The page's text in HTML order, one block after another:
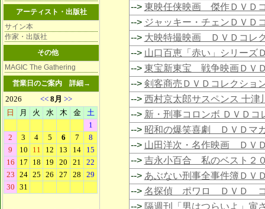
アーティスト・出版社
サイン本
作家・出版社
その他
MAGIC The Gathering
営業日のご案内 詳細→
--> 東映任侠映画 傑作ＤＶＤ
--> ジャッキー・チェンＤＶＤ
--> 大映特撮映画 ＤＶＤコレ
--> 山口百恵「赤い」シリーズ
--> 東宝新東宝 戦争映画ＤＶ
--> 剣客商売ＤＶＤコレクショ
--> 西村京太郎サスペンス 十津
--> 新・刑事コロンボ ＤＶＤコ
--> 昭和の爆笑喜劇 ＤＶＤマ
--> 山田洋次・名作映画 ＤＶ
--> 吉永小百合 私のベスト２
--> あぶない刑事全事件簿ＤＶ
--> 名探偵 ポワロ ＤＶＤ コ
--> 隔週刊「男はつらいよ」寅